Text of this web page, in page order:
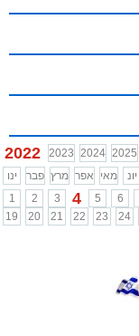
2022 2023 2024 2025
ינו
פבר מרץ אפר מאי יונ
1
2 3 4 5 6
19
20 21 22 23 24